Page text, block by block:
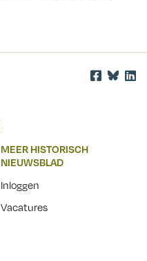
MEER HISTORISCH
NIEUWSBLAD
Inloggen
Vacatures